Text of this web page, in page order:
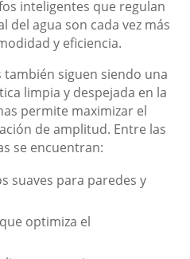
inteligentes que regulan
del agua son cada vez más
y eficiencia.
siguen siendo una
limpia y despejada en la
permite maximizar el
de amplitud. Entre las
se encuentran:
suaves para paredes y
optimiza el